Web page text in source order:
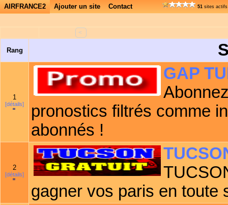
AIRFRANCE2 Ajouter un site Contact 51 sites
<
Rang
1
[détails]
GAP
pronostics filtrés comme
abonnés !
2
[détails]
gagner vos paris en toute